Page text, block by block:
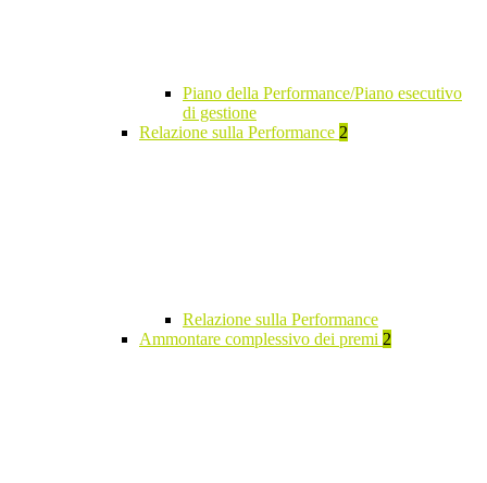
Piano della Performance/Piano esecutivo
di gestione
Relazione sulla Performance 2
Relazione sulla Performance
Ammontare complessivo dei premi 2